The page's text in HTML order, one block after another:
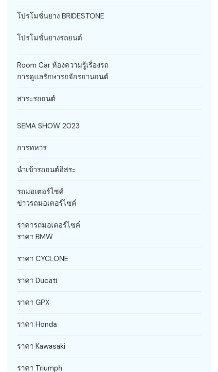
โปรโมชั่นยาง BRIDESTONE
โปรโมชั่นยางรถยนต์
Room Car ห้องความรู้เรื่องรถ
การดูแลรักษารถจักรยานยนต์
สาระรถยนต์
SEMA SHOW 2023
การทหาร
นำเข้ารถยนต์อิสระ
รถมอเตอร์ไซค์
ข่าวรถมอเตอร์ไซค์
ราคารถมอเตอร์ไซค์
ราคา BMW
ราคา CYCLONE
ราคา Ducati
ราคา GPX
ราคา Honda
ราคา Kawasaki
ราคา Triumph